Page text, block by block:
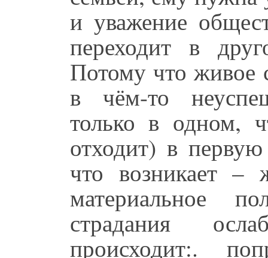
и уважение
переходит в
Потому что живое
в чём-то
только в одном,
отходит) в
что возникает –
материальное
страдания
происходит:.